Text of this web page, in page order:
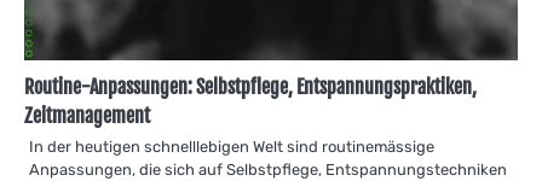
Routine-Anpassungen: Selbstpflege, Entspannungspraktiken,
Zeitmanagement
In der heutigen schnelllebigen Welt sind routinemässige
Anpassungen, die sich auf Selbstpflege, Entspannungstechniken